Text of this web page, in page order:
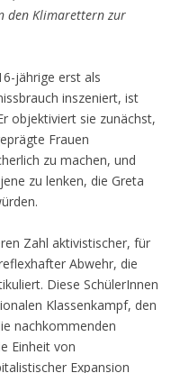
den Klimarettern zur
jährige erst als
inszeniert, ist
objektiviert sie zunächst,
Frauen
zu machen, und
zu lenken, die Greta
Zahl aktivistischer, für
Abwehr, die
Diese SchülerInnen
Klassenkampf, den
nachkommenden
Einheit von
Expansion